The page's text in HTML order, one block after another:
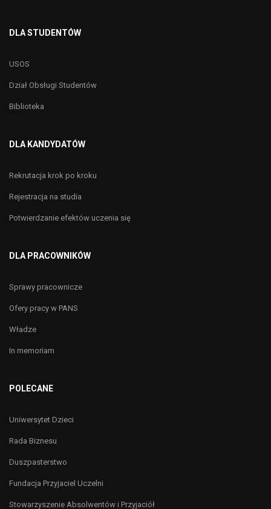
DLA STUDENTÓW
USOS
Dział Obsługi Studentów
Biblioteka
DLA KANDYDATÓW
Rekrutacja krok po kroku
Rejestracja na studia
Potwierdzanie efektów uczenia się
DLA PRACOWNIKÓW
Sprawy pracownicze
Ofery pracy w PANS
Władze
In memoriam
POLECANE
Uniwersytet Dzieci
Rada Biznesu
Duszpasterstwo
Fundacja Przyjaciel Uczelni
Stowarzyszenie Absolwentów i Przyjaciół